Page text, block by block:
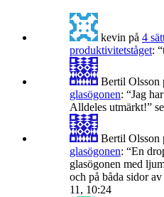
kevin på 4
produktivitetståget: “
Bertil Olsson
glasögonen: “Jag
Alldeles utmärkt!”
Bertil Olsson
glasögonen: “En
glasögonen med
och på båda sidor
11, 10:24